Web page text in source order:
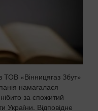
ТОВ «Вінницягаз Збут»
намагалася
за спожитий
України. Відповідне